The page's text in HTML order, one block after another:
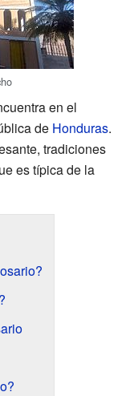
en el
de Honduras.
tradiciones
es típica de la